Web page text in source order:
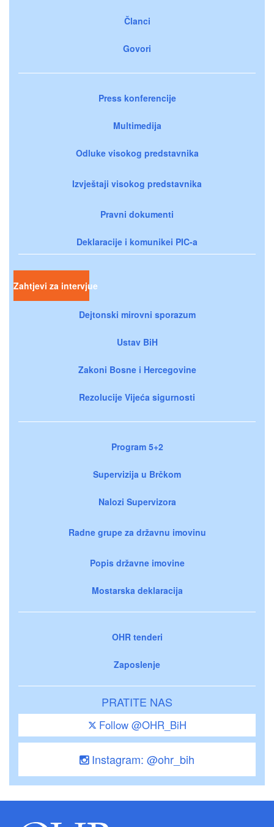
Članci
Govori
Press konferencije
Multimedija
Odluke visokog predstavnika
Izvještaji visokog predstavnika
Pravni dokumenti
Deklaracije i komunikei PIC-a
Zahtjevi za intervjue
Dejtonski mirovni sporazum
Ustav BiH
Zakoni Bosne i Hercegovine
Rezolucije Vijeća sigurnosti
Program 5+2
Supervizija u Brčkom
Nalozi Supervizora
Radne grupe za državnu imovinu
Popis državne imovine
Mostarska deklaracija
OHR tenderi
Zaposlenje
PRATITE NAS
Follow @OHR_BiH
Instagram: @ohr_bih